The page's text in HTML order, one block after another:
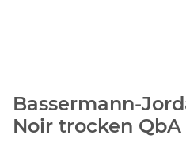
Bassermann-
Noir trocken QbA